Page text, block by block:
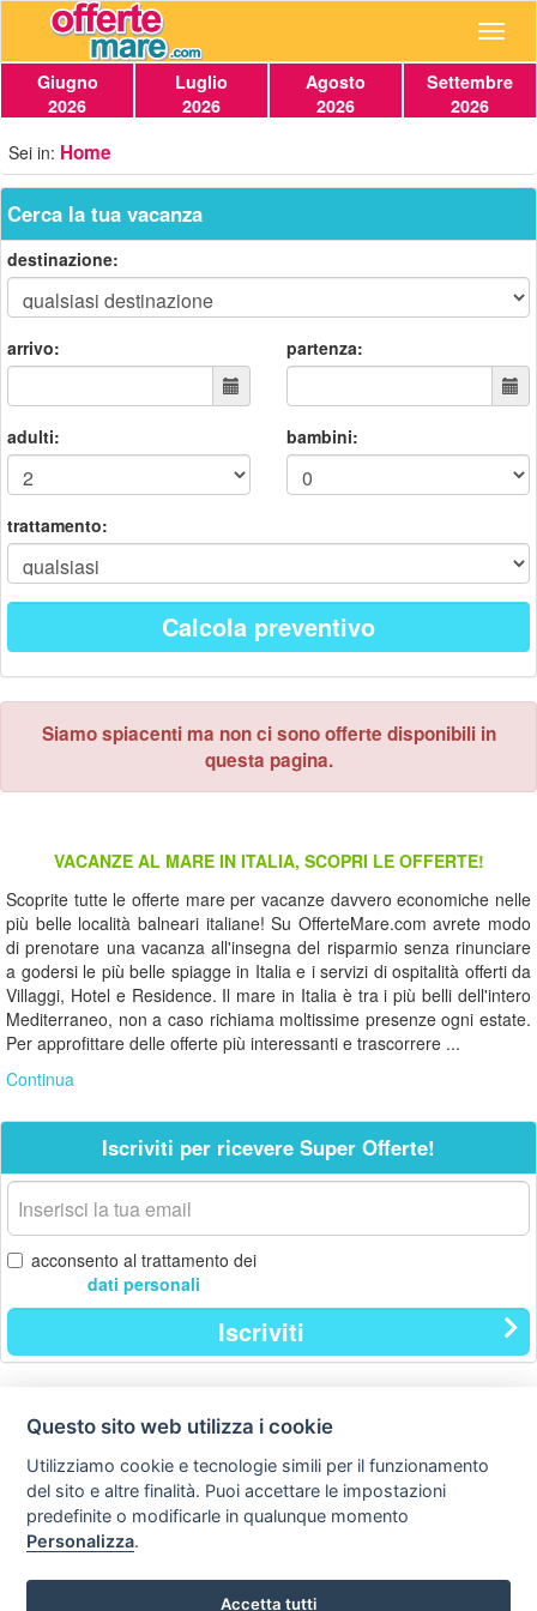
Giugno
2026
Luglio
2026
Agosto
2026
Settembre
2026
Sei in: Home
Cerca la tua vacanza
destinazione:
arrivo: partenza:
adulti: bambini:
trattamento:
Calcola preventivo
Siamo spiacenti ma non ci sono offerte disponibili in
questa pagina.
VACANZE AL MARE IN ITALIA, SCOPRI LE OFFERTE!
Scoprite tutte le offerte mare per vacanze davvero economiche nelle
più belle località balneari italiane! Su OfferteMare.com avrete modo
di prenotare una vacanza all'insegna del risparmio senza rinunciare
a godersi le più belle spiagge in Italia e i servizi di ospitalità offerti da
Villaggi, Hotel e Residence. Il mare in Italia è tra i più belli dell'intero
Mediterraneo, non a caso richiama moltissime presenze ogni estate.
Per approfittare delle offerte più interessanti e trascorrere ...
Continua
Iscriviti per ricevere Super Offerte!
La
tua
email
acconsento al trattamento dei
dati personali
Iscriviti
Contatti
Privacy
Preferenze cookie
Hello Vacanze S.r.L.
Questo sito web utilizza i cookie
Utilizziamo cookie e tecnologie simili per il funzionamento
del sito e altre finalità. Puoi accettare le impostazioni
predefinite o modificarle in qualunque momento
Personalizza.
Accetta tutti